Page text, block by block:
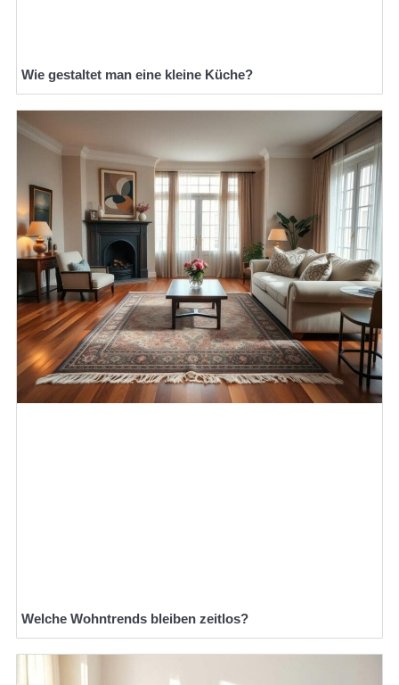
Wie gestaltet man eine kleine Küche?
Welche Wohntrends bleiben zeitlos?